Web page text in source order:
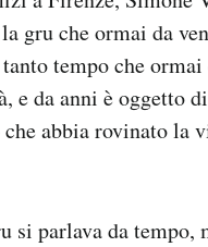
gru che ormai da
tempo che
e da anni è oggetto
abbia rovinato la
parlava da tempo,